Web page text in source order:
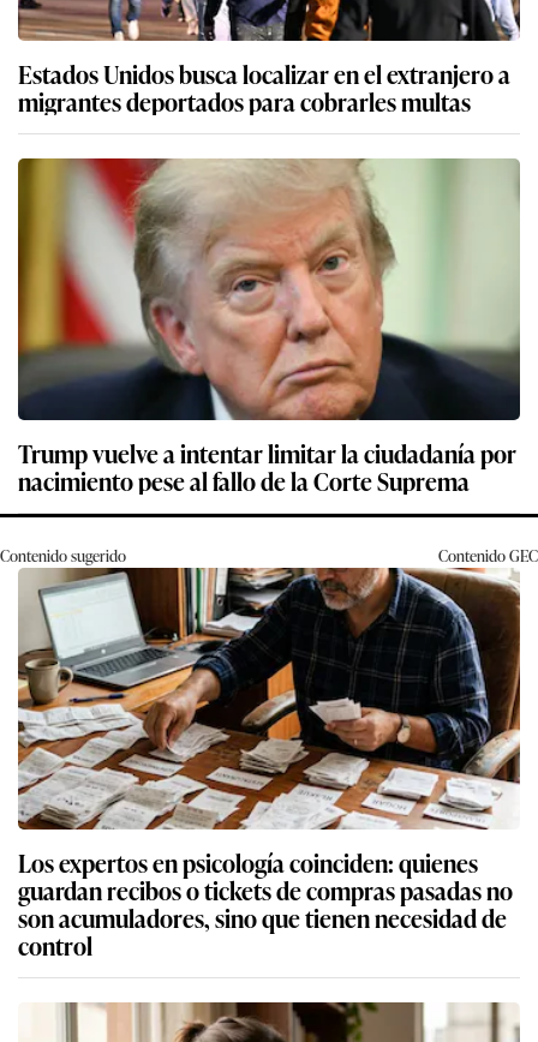
Estados Unidos busca localizar en el extranjero a
migrantes deportados para cobrarles multas
Trump vuelve a intentar limitar la ciudadanía por
nacimiento pese al fallo de la Corte Suprema
Contenido sugerido ContenidoGEC
Los expertos en psicología coinciden: quienes
guardan recibos o tickets de compras pasadas no
son acumuladores, sino que tienen necesidad de
control